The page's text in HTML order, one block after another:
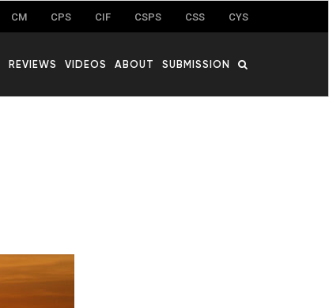
CM CPS CIF CSPS CSS CYS
REVIEWS VIDEOS ABOUT SUBMISSION